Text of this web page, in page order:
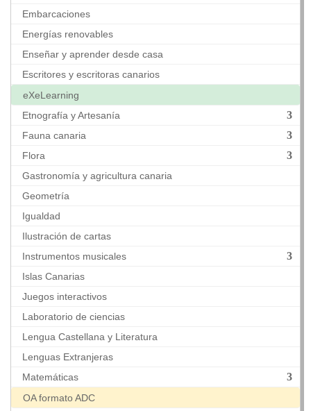
Embarcaciones
Energías renovables
Enseñar y aprender desde casa
Escritores y escritoras canarios
eXeLearning
Etnografía y Artesanía
Fauna canaria
Flora
Gastronomía y agricultura canaria
Geometría
Igualdad
Ilustración de cartas
Instrumentos musicales
Islas Canarias
Juegos interactivos
Laboratorio de ciencias
Lengua Castellana y Literatura
Lenguas Extranjeras
Matemáticas
OA formato ADC